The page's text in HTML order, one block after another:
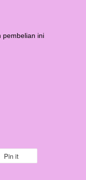
pembelian ini
Pin it